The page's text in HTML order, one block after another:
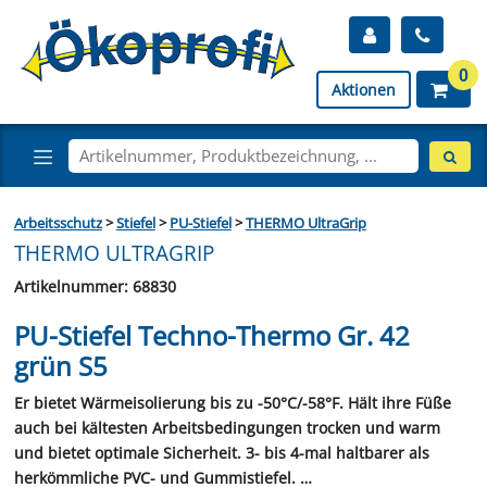
Aktionen
0
Arbeitsschutz>Stiefel>PU-Stiefel>THERMO UltraGrip
THERMO ULTRAGRIP
Artikelnummer: 68830
PU-Stiefel Techno-Thermo Gr. 42
grün S5
Er bietet Wärmeisolierung bis zu -50°C/-58°F. Hält ihre Füße
auch bei kältesten Arbeitsbedingungen trocken und warm
und bietet optimale Sicherheit. 3- bis 4-mal haltbarer als
herkömmliche PVC- und Gummistiefel.